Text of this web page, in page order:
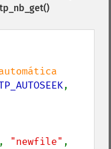
, "newfile"